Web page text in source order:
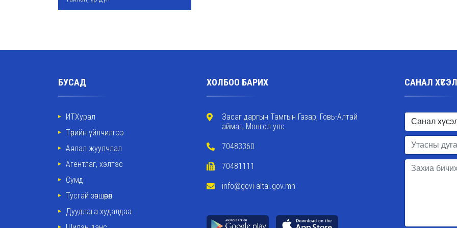
БУСАД
ИТХурал
Төрийн үйлчилгээ
Аялал жуулчлал
Агентлаг, хэлтэс
Сумд
Тусгай зөвшөөрөл
Дуудлага худалдаа
ХОЛБОО БАРИХ
Засаг даргын Тамгын Газар, Говь-Алтай
аймаг, Монгол улс
70483360
70481111
info@govi-altai.gov.mn
САНАЛ